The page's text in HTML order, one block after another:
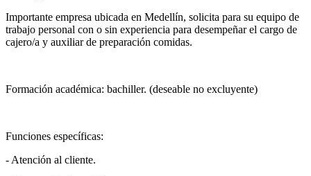
Importante empresa ubicada en Medellín, solicita para su equipo de
trabajo personal con o sin experiencia para desempeñar el cargo de
cajero/a y auxiliar de preparación comidas.
Formación académica: bachiller. (deseable no excluyente)
Funciones específicas:
- Atención al cliente.